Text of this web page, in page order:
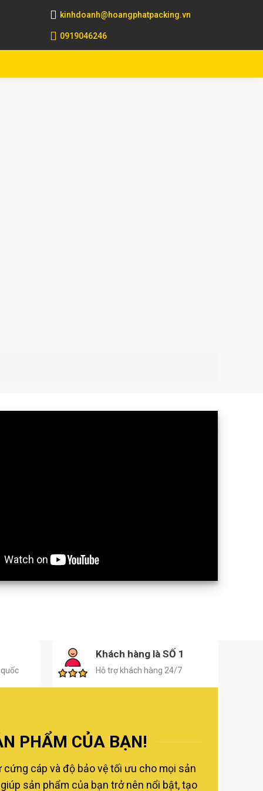
kinhdoanh@hoangphatpacking.vn
0919046246
Khách hàng là SỐ 1
Hỗ trợ khách hàng 24/7
PHẨM CỦA BẠN!
cáp và độ bảo vệ tối ưu cho mọi sản
sản phẩm của bạn trở nên nổi bật, tạo